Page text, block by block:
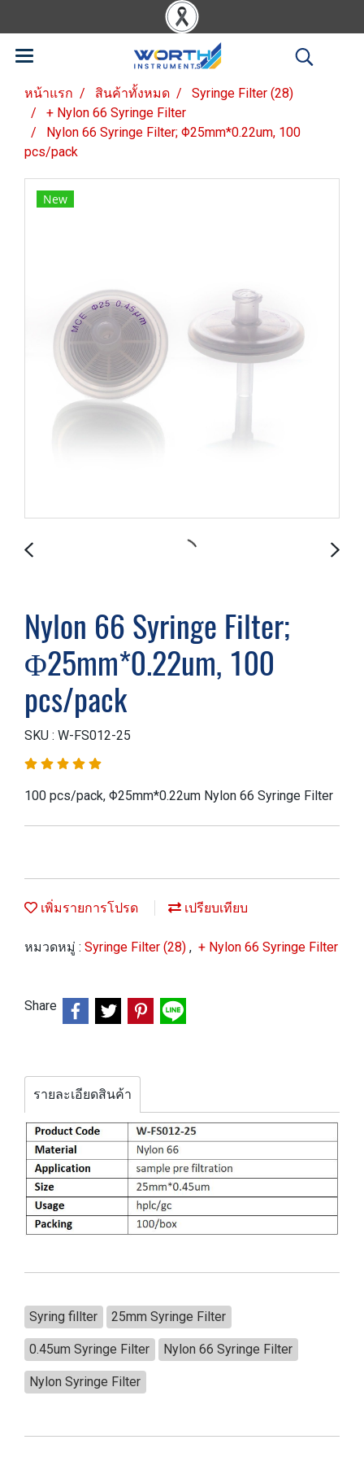
หน้าแรก สินค้าทั้งหมด
Syringe Filter (28)
+ Nylon 66 Syringe Filter
Nylon 66 Syringe Filter; Φ25mm*0.22um, 100
pcs/pack
New
Nylon 66 Syringe Filter;
Φ25mm*0.22um, 100
pcs/pack
SKU : W-FS012-25
100 pcs/pack, Φ25mm*0.22um Nylon 66 Syringe Filter
เพิ่มรายการโปรด เปรียบเทียบ
หมวดหมู่ : Syringe Filter (28) , + Nylon 66 Syringe Filter
Share
รายละเอียดสินค้า
Syring fillter 25mm Syringe Filter
0.45um Syringe Filter Nylon 66 Syringe Filter
Nylon Syringe Filter